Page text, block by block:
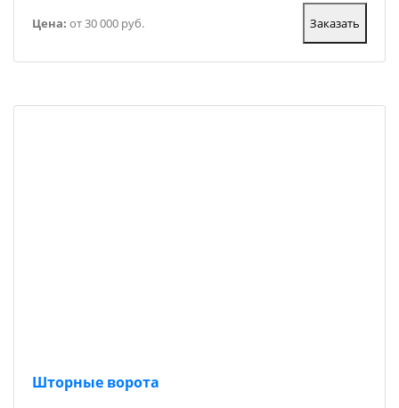
Цена: от 30 000 руб. Заказать
Шторные ворота